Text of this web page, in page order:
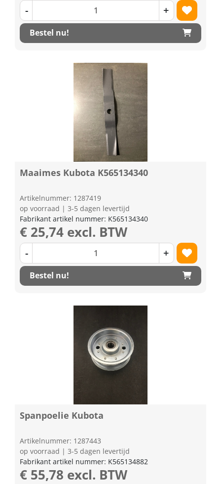
- +
Bestel nu!
Maaimes Kubota K565134340
Artikelnummer: 1287419
op voorraad | 3-5 dagen levertijd
Fabrikant artikel nummer: K565134340
€ 25,74 excl. BTW
- +
Bestel nu!
Spanpoelie Kubota
Artikelnummer: 1287443
op voorraad | 3-5 dagen levertijd
Fabrikant artikel nummer: K565134882
€ 55,78 excl. BTW